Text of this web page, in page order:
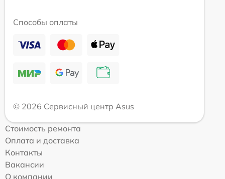
Способы оплаты
© 2026 Сервисный центр Asus
Стоимость ремонта
Оплата и доставка
Контакты
Вакансии
О компании